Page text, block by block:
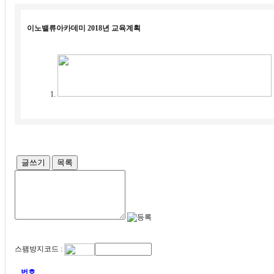
이노밸류아카데미 2018년 교육계획
글쓰기 목록
스팸방지코드 :